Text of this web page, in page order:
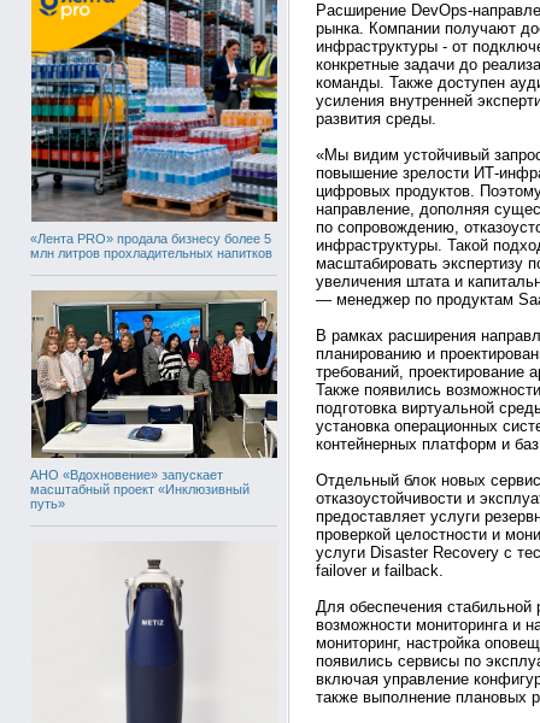
«Лента PRO» продала бизнесу более 5
млн литров прохладительных напитков
АНО «Вдохновение» запускает
масштабный проект «Инклюзивный
путь»
Расширение DevOps-
рынка. Компании получают
инфраструктуры - от
конкретные задачи до
команды. Также доступен
усиления внутренней
развития среды.
«Мы видим устойчивый
повышение зрелости ИТ-
цифровых продуктов.
направление, дополняя
по сопровождению,
инфраструктуры. Такой
масштабировать экспертизу
увеличения штата и
— менеджер по продуктам
В рамках расширения
планированию и
требований, проектирование
Также появились
подготовка виртуальной
установка операционных
контейнерных платформ и
Отдельный блок новых
отказоустойчивости и
предоставляет услуги
проверкой целостности и
услуги Disaster Recovery с
failover и failback.
Для обеспечения
возможности мониторинга и
мониторинг, настройка
появились сервисы по
включая управление
также выполнение плановых